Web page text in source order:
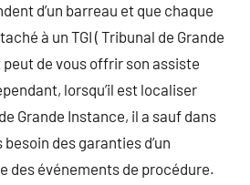
d’un barreau et que chaque
à un TGI ( Tribunal de Grande
de vous offrir son assiste
lorsqu’il est localiser
Grande Instance, il a sauf dans
des garanties d’un
des événements de procédure.